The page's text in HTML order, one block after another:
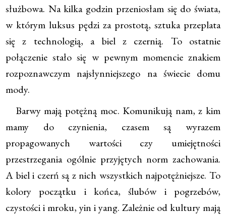
służbowa. Na kilka godzin przeniosłam się do świata,
w którym luksus pędzi za prostotą, sztuka przeplata
się z technologią, a biel z czernią. To ostatnie
połączenie stało się w pewnym momencie znakiem
rozpoznawczym najsłynniejszego na świecie domu
mody.
Barwy mają potężną moc. Komunikują nam, z kim
mamy do czynienia, czasem są wyrazem
propagowanych wartości czy umiejętności
przestrzegania ogólnie przyjętych norm zachowania.
A biel i czerń są z nich wszystkich najpotężniejsze. To
kolory początku i końca, ślubów i pogrzebów,
czystości i mroku, yin i yang. Zależnie od kultury mają